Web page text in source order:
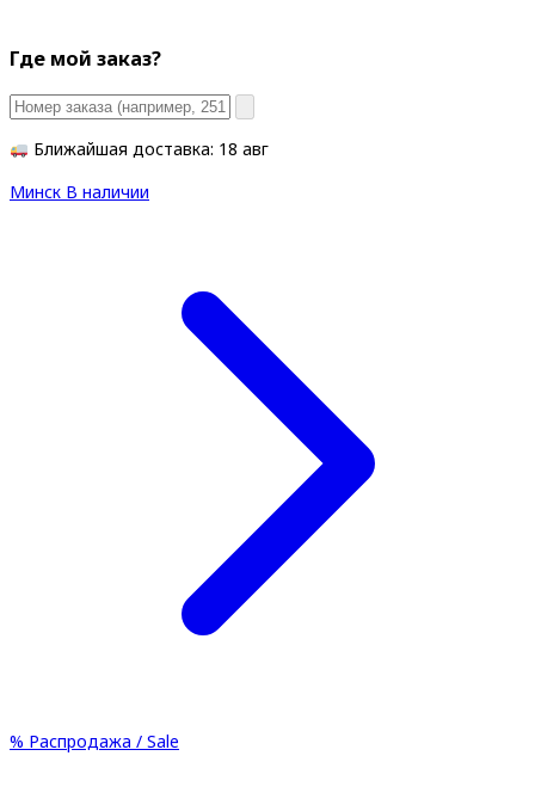
Где мой заказ?
Ближайшая доставка: 18 авг
Минск В наличии
% Распродажа / Sale